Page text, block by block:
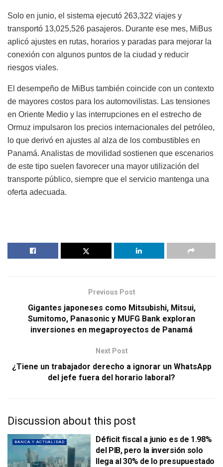
Solo en junio, el sistema ejecutó 263,322 viajes y
transportó 13,025,526 pasajeros. Durante ese mes, MiBus
aplicó ajustes en rutas, horarios y paradas para mejorar la
conexión con algunos puntos de la ciudad y reducir
riesgos viales.
El desempeño de MiBus también coincide con un contexto
de mayores costos para los automovilistas. Las tensiones
en Oriente Medio y las interrupciones en el estrecho de
Ormuz impulsaron los precios internacionales del petróleo,
lo que derivó en ajustes al alza de los combustibles en
Panamá. Analistas de movilidad sostienen que escenarios
de este tipo suelen favorecer una mayor utilización del
transporte público, siempre que el servicio mantenga una
oferta adecuada.
Previous Post
Gigantes japoneses como Mitsubishi, Mitsui,
Sumitomo, Panasonic y MUFG Bank exploran
inversiones en megaproyectos de Panamá
Next Post
¿Tiene un trabajador derecho a ignorar un WhatsApp
del jefe fuera del horario laboral?
Discussion about this post
BANCA Y ACTUALIDAD
Déficit fiscal a junio es de 1.98%
del PIB, pero la inversión solo
llega al 30% de lo presupuestado